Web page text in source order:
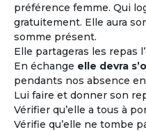
préférence femme. Qui
gratuitement. Elle aura
somme présent.
Elle partageras les repas
En échange elle devra
pendants nos absence
Lui faire et donner son
Vérifier qu’elle a tous à
Vérifie qu’elle ne tombe